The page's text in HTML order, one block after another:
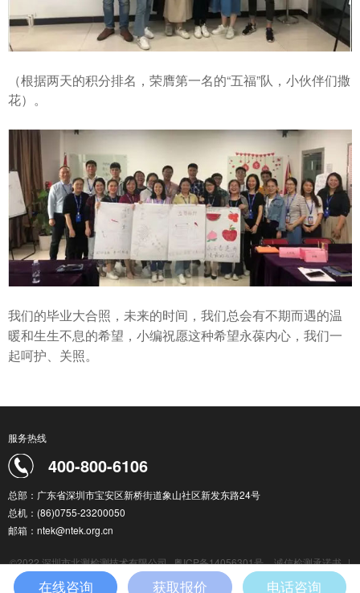
（根据两天的积分排名，荣膺第一名的“五福”队，小伙伴们撒
花）。
我们的毕业大合照，未来的时间，我们总会有不期而遇的温
暖和生生不息的希望，小编祝愿这种希望永葆内心，我们一
起呵护、关照。
服务热线
400-800-6106
总部：广东省深圳市宝安区新桥街道象山社区新发东路24号
总机：(86)0755-23200050
邮箱：ntek@ntek.org.cn
©2022 深圳市北测检测技术有限公司 粤ICP备14056301号 诚信检测承诺书 |
检测服务通用条款
|
在线咨询 获取报价 电话咨询